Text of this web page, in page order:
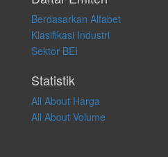
membeli, menjual atau melakukan
transaksi perdagangan apapun, dan
atas keputusan investasi yang
apapun juga, yang diakibatkan
langsung atas konten pada website ini.
Berdasarkan Alfabet
Klasifikasi Industri
Sektor BEI
Statistik
All About Harga
All About Volume